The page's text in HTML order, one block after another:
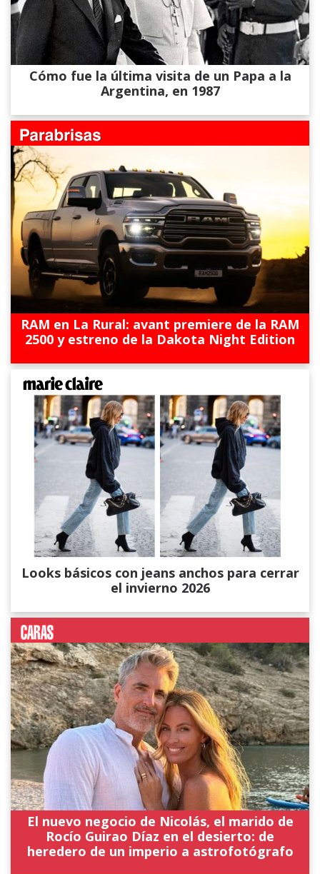
Cómo fue la última visita de un Papa a la
Argentina, en 1987
RAM en La Rural: avant premiere de la RAM
2500 y estreno de la Dakota Night Edition
Looks básicos con jeans anchos para cerrar
el invierno 2026
El nuevo negocio de Nicolás, el marido de
Rocío Guirao Díaz en el desierto: de
heredero de un imperio a astrofotógrafo